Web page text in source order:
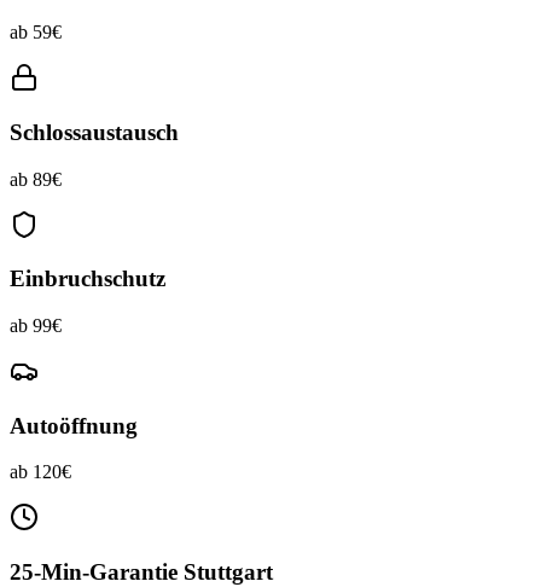
ab 59€
Schlossaustausch
ab 89€
Einbruchschutz
ab 99€
Autoöffnung
ab 120€
25-Min-Garantie Stuttgart